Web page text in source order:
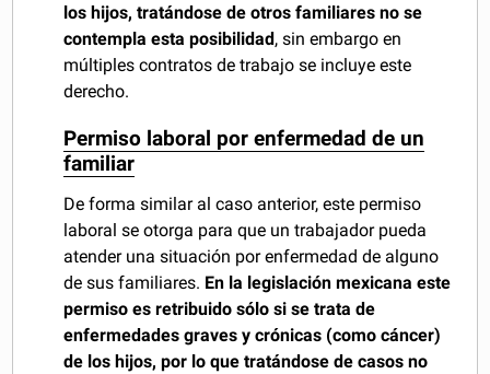
los hijos, tratándose de otros familiares no se
contempla esta posibilidad, sin embargo en
múltiples contratos de trabajo se incluye este
derecho.
Permiso laboral por enfermedad de un
familiar
De forma similar al caso anterior, este permiso
laboral se otorga para que un trabajador pueda
atender una situación por enfermedad de alguno
de sus familiares. En la legislación mexicana este
permiso es retribuido sólo si se trata de
enfermedades graves y crónicas (como cáncer)
de los hijos, por lo que tratándose de casos no